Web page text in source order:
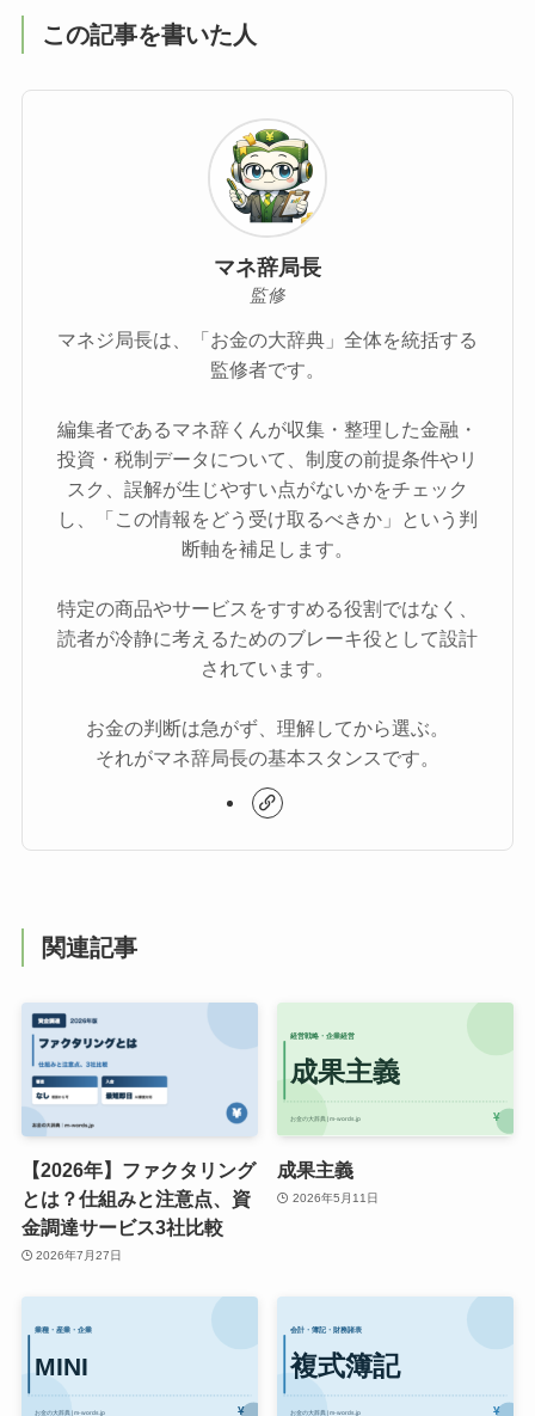
この記事を書いた人
マネ辞局長
監修
マネジ局長は、「お金の大辞典」全体を統括する
監修者です。
編集者であるマネ辞くんが収集・整理した金融・
投資・税制データについて、制度の前提条件やリ
スク、誤解が生じやすい点がないかをチェック
し、「この情報をどう受け取るべきか」という判
断軸を補足します。
特定の商品やサービスをすすめる役割ではなく、
読者が冷静に考えるためのブレーキ役として設計
されています。
お金の判断は急がず、理解してから選ぶ。
それがマネ辞局長の基本スタンスです。
関連記事
【2026年】ファクタリング
とは？仕組みと注意点、資
金調達サービス3社比較
2026年7月27日
成果主義
2026年5月11日